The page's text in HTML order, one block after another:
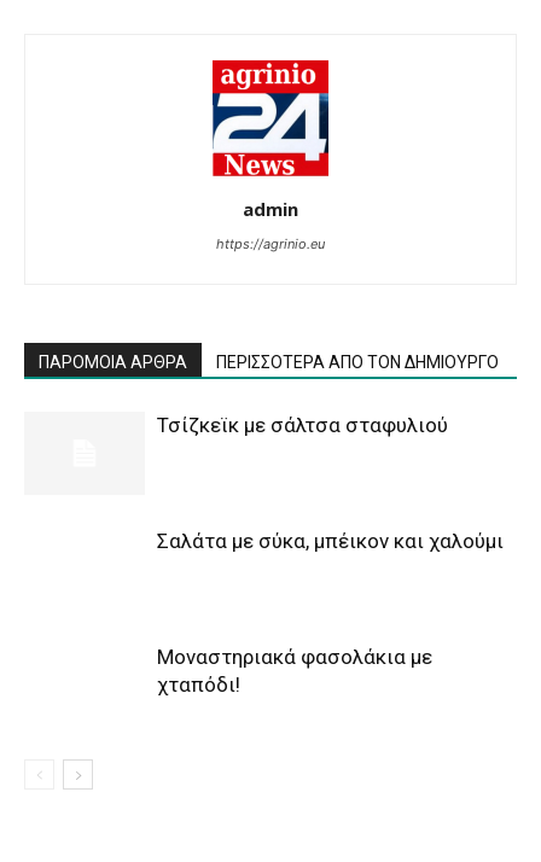
admin
https://agrinio.eu
ΠΑΡΟΜΟΙΑ ΑΡΘΡΑ ΠΕΡΙΣΣΟΤΕΡΑ ΑΠΟ ΤΟΝ ΔΗΜΙΟΥΡΓΟ
Τσίζκεϊκ με σάλτσα σταφυλιού
Σαλάτα με σύκα, μπέικον και χαλούμι
Μοναστηριακά φασολάκια με
χταπόδι!